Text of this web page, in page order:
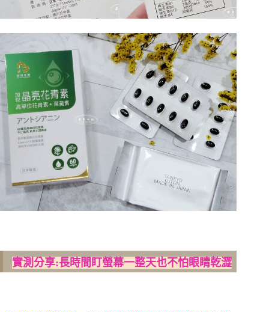
實測分享:長時間盯螢幕一整天也不怕眼睛乾澀